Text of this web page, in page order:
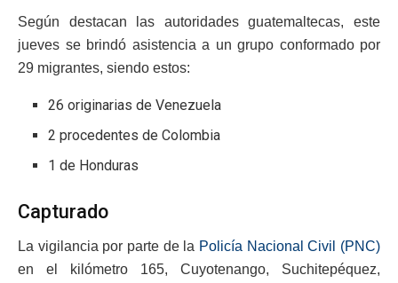
Según destacan las autoridades guatemaltecas, este
jueves se brindó asistencia a un grupo conformado por
29 migrantes, siendo estos:
26 originarias de Venezuela
2 procedentes de Colombia
1 de Honduras
Capturado
La vigilancia por parte de la Policía Nacional Civil (PNC)
en el kilómetro 165, Cuyotenango, Suchitepéquez,